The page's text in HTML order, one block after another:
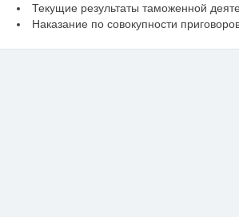
Текущие результаты таможенной
Наказание по совокупности